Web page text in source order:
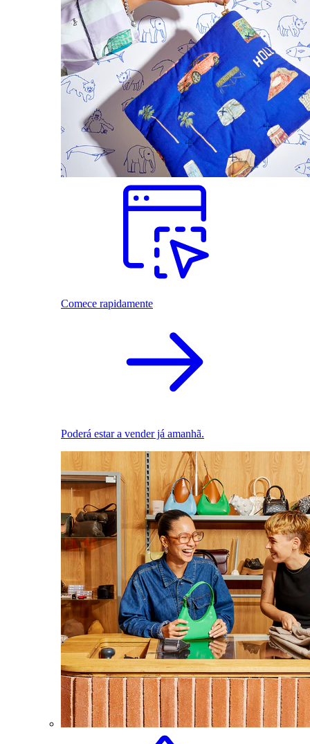
Comece rapidamente
Poderá estar a vender já amanhã.